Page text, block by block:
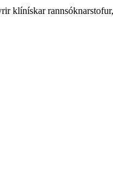
klínískar